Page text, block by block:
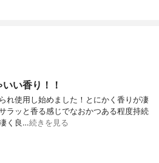
い香り！！
れ使用し始めました！とにかく香りが凄
ラッと香る感じでなおかつある程度持続
く良…続きを見る